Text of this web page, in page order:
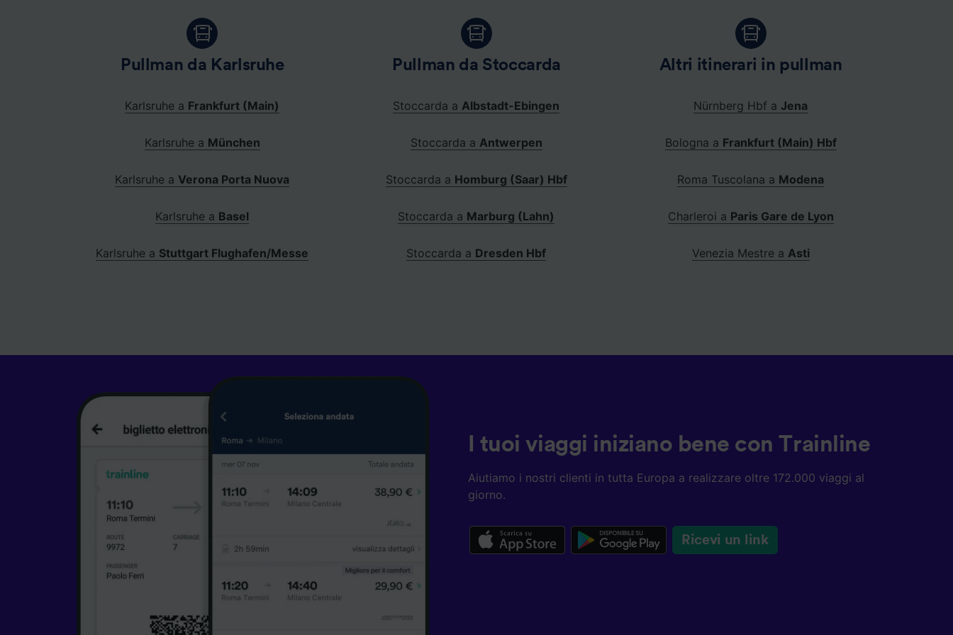
Pullman da Karlsruhe
Karlsruhe a Frankfurt (Main)
Karlsruhe a München
Karlsruhe a Verona Porta Nuova
Karlsruhe a Basel
Karlsruhe a Stuttgart Flughafen/Messe
Pullman da Stoccarda
Stoccarda aAlbstadt-Ebingen
Stoccarda a Antwerpen
Stoccarda a Homburg (Saar) Hbf
Stoccarda a Marburg (Lahn)
Stoccarda a Dresden Hbf
Altri itinerari in pullman
Nürnberg Hbf aJena
Bologna a Frankfurt (Main) Hbf
Roma Tuscolana a Modena
Charleroi a Paris Gare de Lyon
Venezia Mestre a Asti
I tuoi viaggi iniziano bene con Trainline
Aiutiamo i nostri clienti in tutta Europa a realizzare oltre 172.000 viaggi al
giorno.
Ricevi un link